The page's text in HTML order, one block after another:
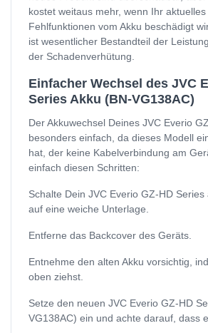
kostet weitaus mehr, wenn Ihr
Fehlfunktionen vom Akku beschädigt
ist wesentlicher Bestandteil der
der Schadenverhütung.
Einfacher Wechsel des JVC
Series Akku (BN-VG138AC)
Der Akkuwechsel Deines JVC Everio
besonders einfach, da dieses Modell
hat, der keine Kabelverbindung am
einfach diesen Schritten:
Schalte Dein JVC Everio GZ-HD
auf eine weiche Unterlage.
Entferne das Backcover des Geräts.
Entnehme den alten Akku vorsichtig,
oben ziehst.
Setze den neuen JVC Everio GZ-HD
VG138AC) ein und achte darauf, dass